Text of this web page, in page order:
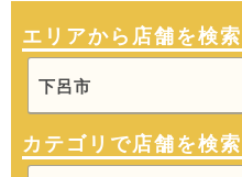
エリアから店舗を検索
下呂市
カテゴリで店舗を検索